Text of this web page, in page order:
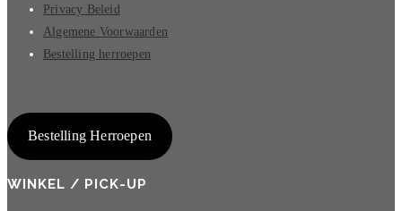
Privacy Beleid
Algemene Voorwaarden
Bestelling herroepen
Bestelling Herroepen
WINKEL / PICK-UP